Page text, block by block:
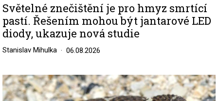
Světelné znečištění je pro hmyz smrtící
pastí. Řešením mohou být jantarové LED
diody, ukazuje nová studie
Stanislav Mihulka 06.08.2026
Image